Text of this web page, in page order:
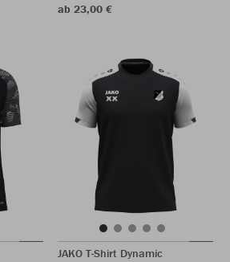
ab 23,00 €
JAKO T-Shirt Dynamic